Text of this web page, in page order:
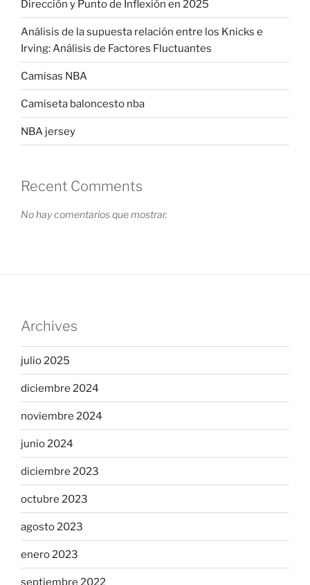
Dirección y Punto de Inflexión en 2025
Análisis de la supuesta relación entre los Knicks e
Irving: Análisis de Factores Fluctuantes
Camisas NBA
Camiseta baloncesto nba
NBA jersey
Recent Comments
No hay comentarios que mostrar.
Archives
julio 2025
diciembre 2024
noviembre 2024
junio 2024
diciembre 2023
octubre 2023
agosto 2023
enero 2023
septiembre 2022